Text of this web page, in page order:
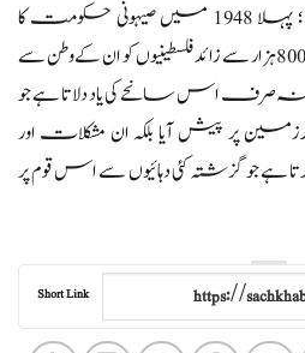
واقعات کی علامت ہے؛ پہلا 1948 میں صیہونی حکومت کا
قیام اور دوسرا اس وقت 800 ہزار سے زائد فلسطینیوں کو ان کے وطن سے
صرف اس سانحے کی یاد دلاتا ہے جو
پر پیش آیا بلکہ ان مشکلات اور
جو گزشتہ کئی دہائیوں سے اس قوم پر
Short Link